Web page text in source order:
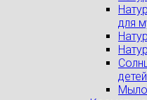
для
Мыло